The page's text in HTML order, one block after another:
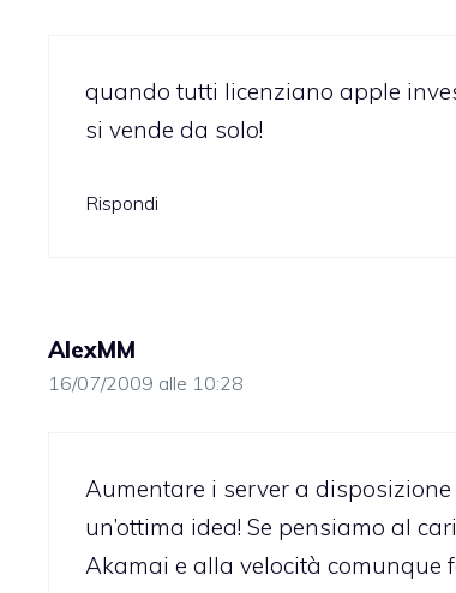
quando tutti licenziano apple
si vende da solo!
Rispondi
AlexMM
16/07/2009 alle 10:28
Aumentare i server a disposizione
un’ottima idea! Se pensiamo al
Akamai e alla velocità comunque